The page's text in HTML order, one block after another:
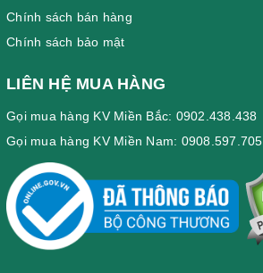
Chính sách bán hàng
Chính sách bảo mật
LIÊN HỆ MUA HÀNG
Gọi mua hàng KV Miền Bắc: 0902.438.438
Gọi mua hàng KV Miền Nam: 0908.597.705